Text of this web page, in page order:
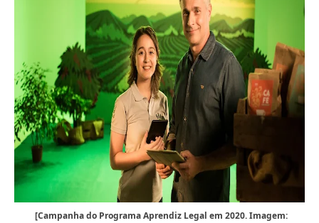
[Campanha do Programa Aprendiz Legal em 2020. Imagem: